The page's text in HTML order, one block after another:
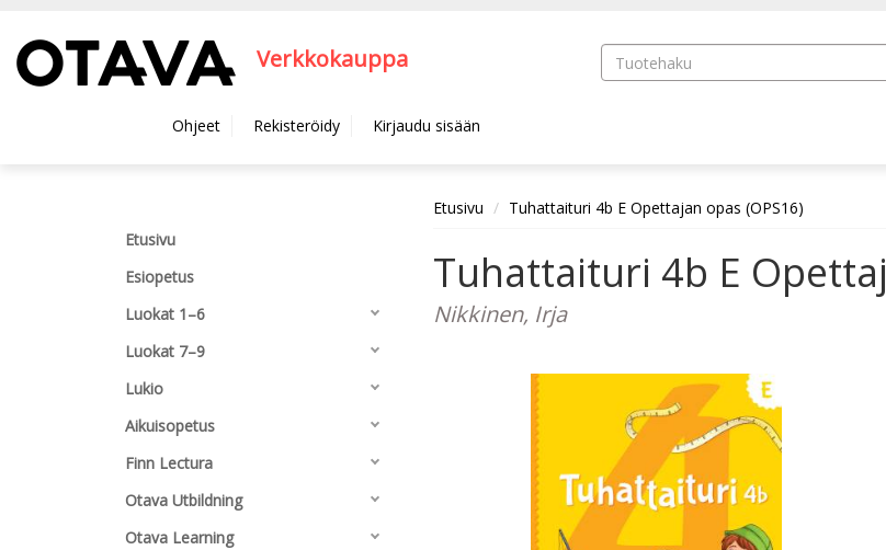
Verkkokauppa
Ohjeet Rekisteröidy Kirjaudu sisään
Etusivu
Esiopetus
Luokat 1–6
Luokat 7–9
Lukio
Aikuisopetus
Finn Lectura
Otava Utbildning
Otava Learning
Etusivu Tuhattaituri 4b E Opettajan opas (OPS16)
Tuhattaituri 4b E
Nikkinen, Irja